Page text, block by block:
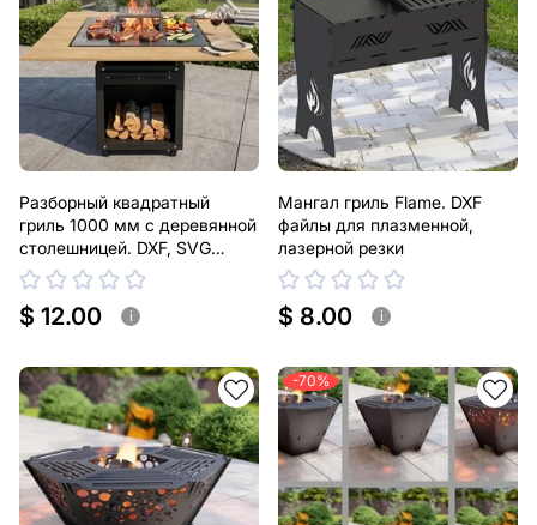
Разборный квадратный
гриль 1000 мм с деревянной
столешницей. DXF, SVG
файлы для плазменной,
лазерной резки
$ 12.00 i
Мангал гриль Flame. DXF
файлы для плазменной,
лазерной резки
$ 8.00 i
-70%